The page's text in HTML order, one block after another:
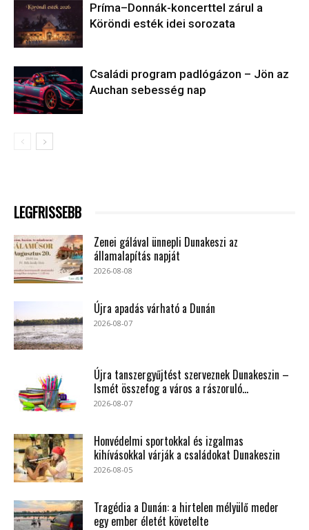
Príma–Donnák-koncerttel zárul a
Köröndi esték idei sorozata
Családi program padlógázon – Jön az
Auchan sebesség nap
LEGFRISSEBB
Zenei gálával ünnepli Dunakeszi az
államalapítás napját
2026-08-08
Újra apadás várható a Dunán
2026-08-07
Újra tanszergyűjtést szerveznek Dunakeszin –
Ismét összefog a város a rászoruló...
2026-08-07
Honvédelmi sportokkal és izgalmas
kihívásokkal várják a családokat Dunakeszin
2026-08-05
Tragédia a Dunán: a hirtelen mélyülő meder
egy ember életét követelte